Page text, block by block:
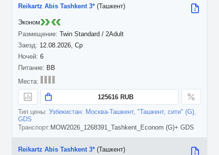
12.08.2026, Ср
6
Reikartz Abis Tashkent 3* (Ташкент)
Twin Standard / 2Adult
BB
125616 RUB
Узбекистан: Москва-Ташкент, "Ташкент, сити" (G),
GDS
MOW2026_1268391_Tashkent_Econom (G)+ GDS
Эконом
Reikartz Abis Tashkent 3* (Ташкент)